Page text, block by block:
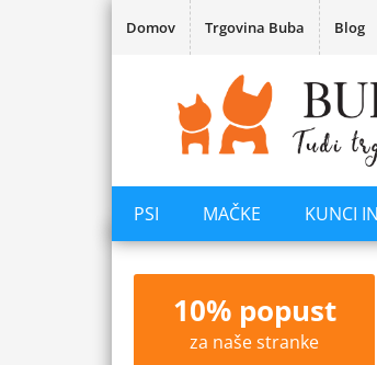
Domov Trgovina Buba Blog
PSI MAČKE KUNCI
10% popust
za naše stranke